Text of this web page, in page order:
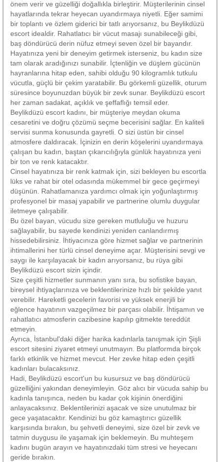
önem verir ve güzelliği doğallıkla birleştirir. Müşterilerinin cinsel
hayatlarında tekrar heyecan uyandırmaya niyetli. Eğer samimi
bir toplantı ve özlem giderici bir tatlı arıyorsanız, bu Beylikdüzü
escort idealdir. Rahatlatıcı bir vücut masajı sunabileceği gibi,
baş döndürücü derin nüfuz etmeyi seven özel bir bayandır.
Hayatınıza yeni bir deneyim getirmek isterseniz, bu kadın size
tam olarak aradığınızı sunabilir. İçtenliğin ve düşlem gücünün
hayranlarına hitap eden, sahibi olduğu 90 kilogramlık tutkulu
vücutla, güçlü bir çekim yaratabilir. Bu görkemli güzellik, oturum
süresince boyunuzdan büyük bir zevk sunar. Beylikdüzü escort
her zaman sadakat, açıklık ve şeffaflığı temsil eder.
Beylikdüzü escort kadını, bir müşteriye meydan okuma
cesaretini ve doğru çözümü seçme becerisini sağlar. En kaliteli
servisi sunma konusunda gayretli. O sizi üstün bir cinsel
atmosfere daldıracak. İçinizin en derin köşelerini uyandırmaya
çalışan bu kadın, baştan çıkarıcılığıyla günlük hayatınıza yeni
bir ton ve renk katacaktır.
Cinsel hayatınıza bir renk katmak için, sizi bekleyen bu escortla
lüks ve rahat bir otel odasında mükemmel bir gece geçirmeyi
düşünün. Rahatlamanıza yardımcı olmak için yoğunlaştırmış
profesyonel bir masaj yapabilir ve partnerine olumlu duygular
iletmeye çalışabilir.
Bu özel bayan, vücudu size gereken mutluluğu ve huzuru
sağlayabilir, bu sayede kendinizi yeniden canlandırmış
hissedebilirsiniz. İhtiyacınıza göre hizmet sağlar ve partnerinin
ihtimallerini her türlü cinsel deneyime açar. Müşterisini sevgi ve
saygı ile karşılayacak bir kadın arıyorsanız, bu rüya gibi
Beylikdüzü escort sizin içindir.
Size çeşitli hizmetler sunmanın yanı sıra, bu sofistike bayan,
bireysel ihtiyaçlarınıza ve beklentilerinize hızlı bir şekilde yanıt
verebilir. Hareketli gecelerin favorisi ve yüksek enerjili bir
eğlence hayatının vazgeçilmez bir parçası olabilir. İhtişamın ve
rahatlatıcı atmosferin cazibesine kapılıp gitmekte tereddüt
etmeyin.
Ayrıca, İstanbul'daki diğer harika kadınlarla tanışmak için Şişli
escort sitesini ziyaret etmeyi unutmayın. Bu platformda birçok
farklı etkinlik ve hizmet mevcut. Her zevke hitap eden çeşitli
kadınları bulacaksınız.
Hadi, Beylikdüzü escort'un bu kusursuz ve baş döndürücü
güzelliğini yakından deneyimleyin. Göz alıcı bir vücuda sahip bu
kadınla tanışınca, neden bu kadar çok kişinin önerdiğini
anlayacaksınız. Beklentilerinizi aşacak ve size unutulmaz bir
gece yaşatacaktır. Kendinizi bu göz kamaştırıcı güzellik
karşısında bırakın, bu şehvetli deneyimi, size özel bir zevk ve
tatmin duygusu ile yaşamak için beklemeyin. Bu muhteşem
kadını bugün arayın ve hayatınızdaki tüm stresi ve heyecanı
geride bırakın.